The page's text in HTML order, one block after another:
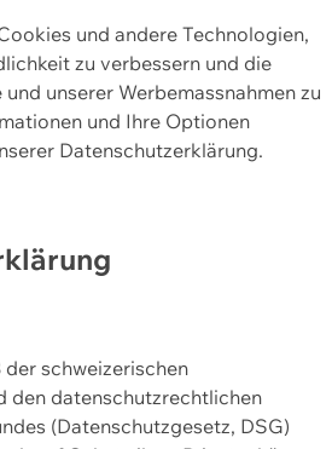
und andere Technologien,
zu verbessern und die
unserer Werbemassnahmen zu
und Ihre Optionen
Datenschutzerklärung.
schweizerischen
den datenschutzrechtlichen
(Datenschutzgesetz, DSG)